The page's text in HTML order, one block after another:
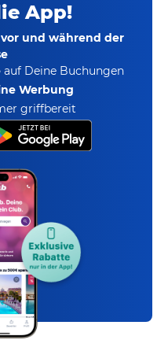
App!
und während der
auf Deine Buchungen
Werbung
griffbereit